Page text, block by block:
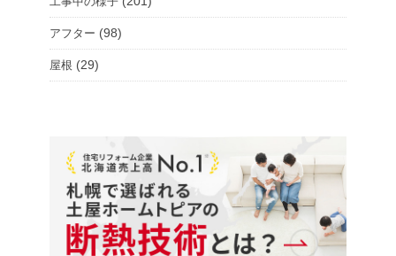
アフター (98)
屋根 (29)